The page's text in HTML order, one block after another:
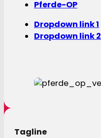
Pferde-OP
Dropdown link 1
Dropdown link 2
Tagline